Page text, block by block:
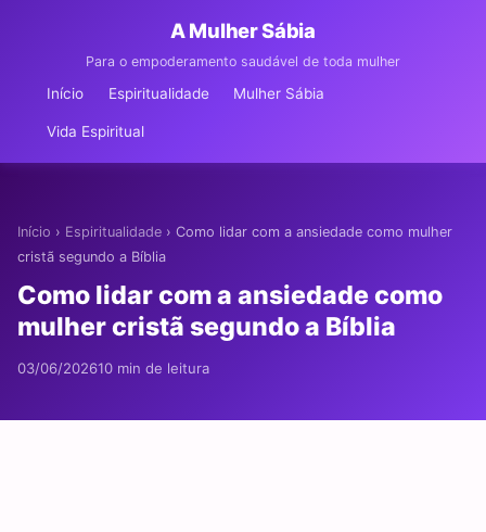
A Mulher Sábia
Para o empoderamento saudável de toda mulher
Início Espiritualidade Mulher Sábia
Vida Espiritual
Início › Espiritualidade › Como lidar com a ansiedade como mulher
cristã segundo a Bíblia
Como lidar com a ansiedade como
mulher cristã segundo a Bíblia
03/06/202610 min de leitura